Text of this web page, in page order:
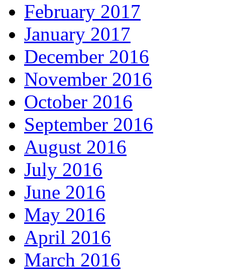
February 2017
January 2017
December 2016
November 2016
October 2016
September 2016
August 2016
July 2016
June 2016
May 2016
April 2016
March 2016